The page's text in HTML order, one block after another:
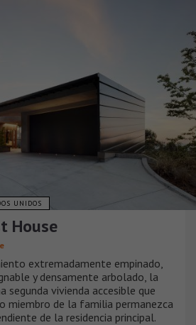
UNIDOS
House
extremadamente empinado,
y densamente arbolado, la
segunda vivienda accesible que
miembro de la familia permanezca
de la residencia principal.